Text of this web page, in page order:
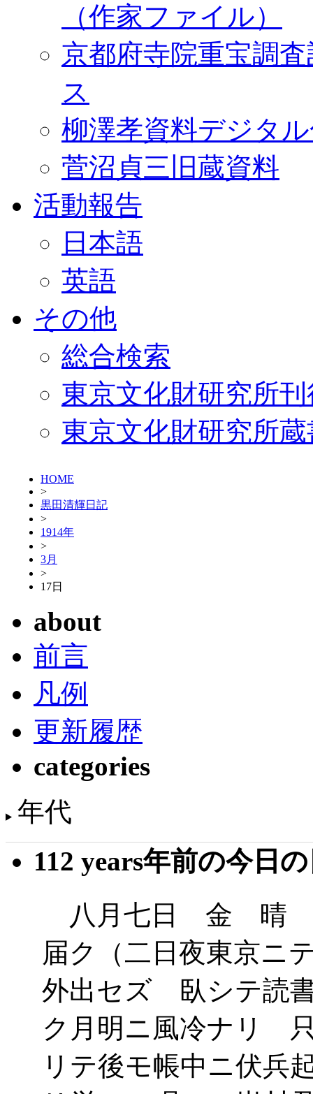
（作家ファイル）
京都府寺院重宝調
ス
柳澤孝資料デジタ
菅沼貞三旧蔵資料
活動報告
日本語
英語
その他
総合検索
東京文化財研究所
東京文化財研究所
HOME
>
黒田清輝日記
>
1914年
>
3月
>
17日
about
前言
凡例
更新履歴
categories
年代
112 years年前の今日
八月七日 金 晴
届ク（二日夜東京ニ
外出セズ 臥シテ読
ク月明ニ風冷ナリ
リテ後モ帳中ニ伏